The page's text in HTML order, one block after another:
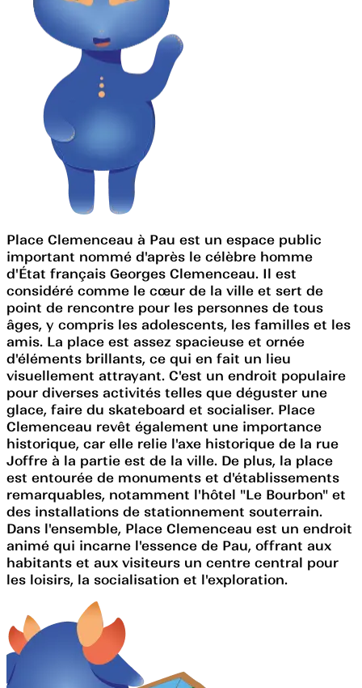
Place Clemenceau à Pau est un espace public
important nommé d'après le célèbre homme
d'État français Georges Clemenceau. Il est
considéré comme le cœur de la ville et sert de
point de rencontre pour les personnes de tous
âges, y compris les adolescents, les familles et les
amis. La place est assez spacieuse et ornée
d'éléments brillants, ce qui en fait un lieu
visuellement attrayant. C'est un endroit populaire
pour diverses activités telles que déguster une
glace, faire du skateboard et socialiser. Place
Clemenceau revêt également une importance
historique, car elle relie l'axe historique de la rue
Joffre à la partie est de la ville. De plus, la place
est entourée de monuments et d'établissements
remarquables, notamment l'hôtel "Le Bourbon" et
des installations de stationnement souterrain.
Dans l'ensemble, Place Clemenceau est un endroit
animé qui incarne l'essence de Pau, offrant aux
habitants et aux visiteurs un centre central pour
les loisirs, la socialisation et l'exploration.